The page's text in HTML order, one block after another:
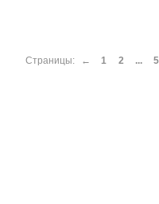
Страницы: ← 1 2 ... 5